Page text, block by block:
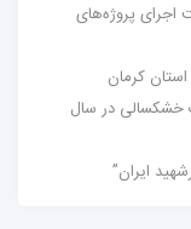
اجرای پروژه‌های
کرمان
خشکسالی در سال
ایران”